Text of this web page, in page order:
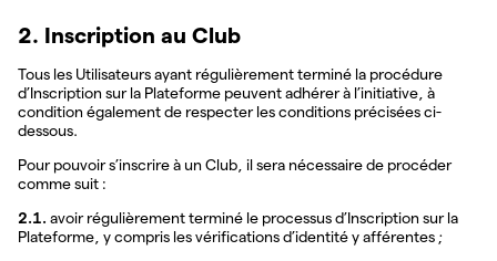
2. Inscription au Club
Tous les Utilisateurs ayant régulièrement terminé la procédure
d’Inscription sur la Plateforme peuvent adhérer à l’initiative, à
condition également de respecter les conditions précisées ci-
dessous.
Pour pouvoir s’inscrire à un Club, il sera nécessaire de procéder
comme suit :
2.1. avoir régulièrement terminé le processus d’Inscription sur la
Plateforme, y compris les vérifications d’identité y afférentes ;